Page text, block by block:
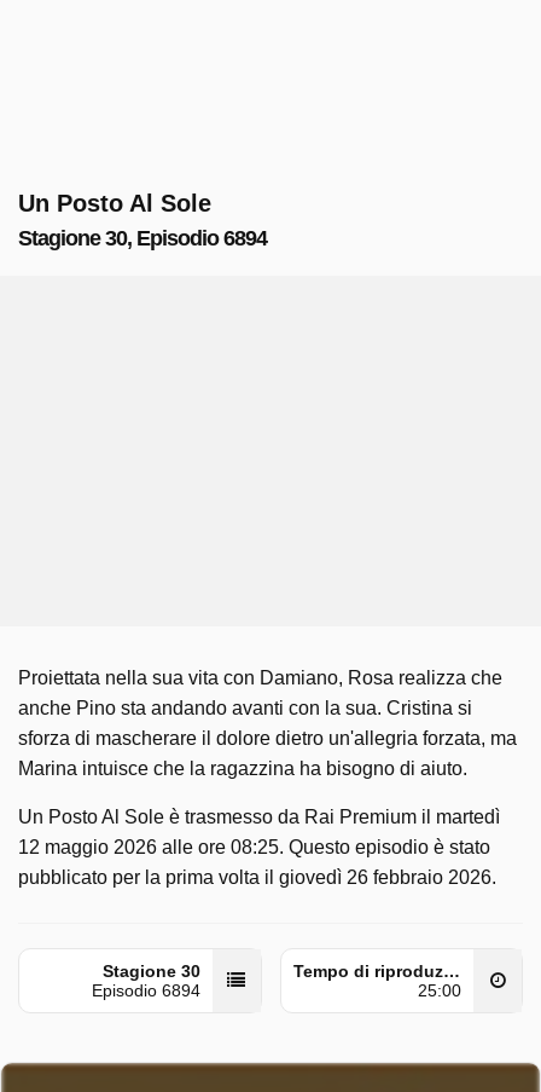
Un Posto Al Sole
Stagione 30, Episodio 6894
Proiettata nella sua vita con Damiano, Rosa realizza che
anche Pino sta andando avanti con la sua. Cristina si
sforza di mascherare il dolore dietro un'allegria forzata, ma
Marina intuisce che la ragazzina ha bisogno di aiuto.
Un Posto Al Sole è trasmesso da Rai Premium il martedì
12 maggio 2026 alle ore 08:25. Questo episodio è stato
pubblicato per la prima volta il giovedì 26 febbraio 2026.
Stagione 30
Episodio 6894
Tempo di riproduzione
25:00